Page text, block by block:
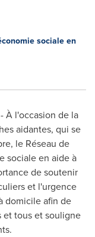
sociale en
À l'occasion de la
aidantes, qui se
le Réseau de
sociale en aide à
de soutenir
et l'urgence
domicile afin de
et tous et souligne